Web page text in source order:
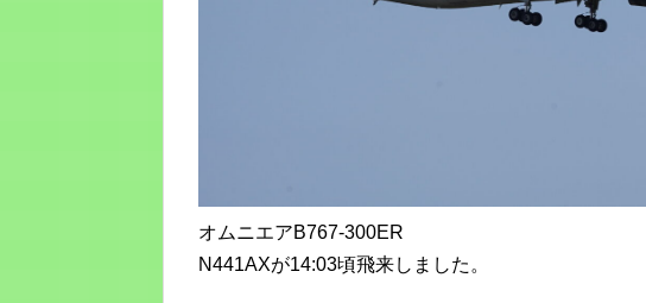
オムニエアB767-300ER
N441AXが14:03頃飛来しました。